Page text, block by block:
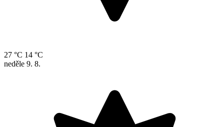
27 °C 14 °C
neděle 9. 8.